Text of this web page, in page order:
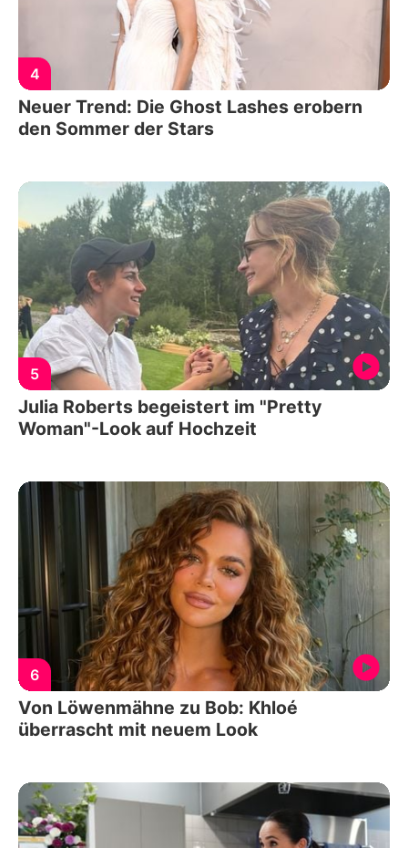
4
Neuer Trend: Die Ghost Lashes erobern
den Sommer der Stars
5
Julia Roberts begeistert im "Pretty
Woman"-Look auf Hochzeit
6
Von Löwenmähne zu Bob: Khloé
überrascht mit neuem Look